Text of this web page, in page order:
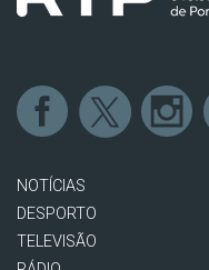
NOTÍCIAS
DESPORTO
TELEVISÃO